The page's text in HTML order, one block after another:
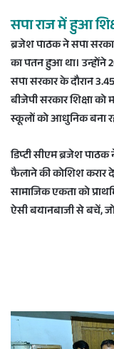
सपा राज में हुआ
ब्रजेश पाठक ने सपा
का पतन हुआ था। उन्होंने
सपा सरकार के दौरान
बीजेपी सरकार शिक्षा
स्कूलों को आधुनिक बना
डिप्टी सीएम ब्रजेश
फैलाने की कोशिश करार
सामाजिक एकता को
ऐसी बयानबाजी से बचें,